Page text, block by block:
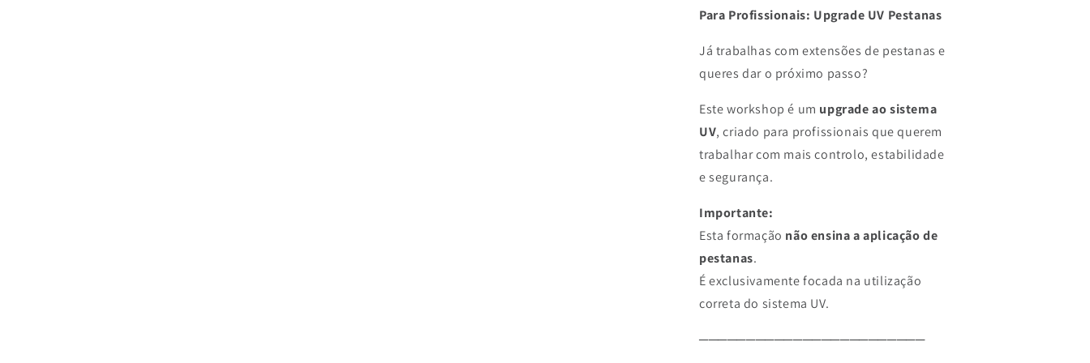
Para Profissionais: Upgrade UV Pestanas
Já trabalhas com extensões de pestanas e
queres dar o próximo passo?
Este workshop é um upgrade ao sistema
UV, criado para profissionais que querem
trabalhar com mais controlo, estabilidade
e segurança.
Importante:
Esta formação não ensina a aplicação de
pestanas.
É exclusivamente focada na utilização
correta do sistema UV.
────────────────────────